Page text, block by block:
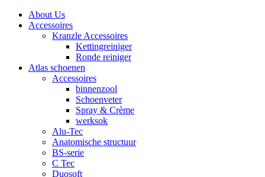
About Us
Accessoires
Kranzle Accessoires
Kettingreiniger
Ronde reiniger
Atlas schoenen
Accessoires
binnenzool
Schoenveter
Spray & Crème
werksok
Alu-Tec
Anatomische structuur
BS-serie
C Tec
Duosoft